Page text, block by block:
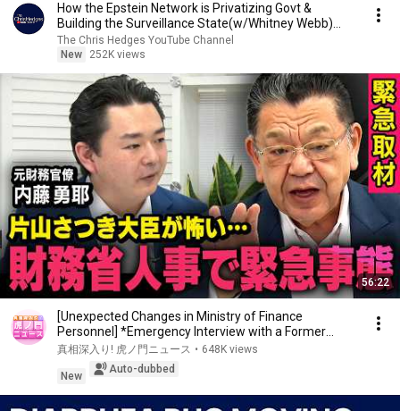
How the Epstein Network is Privatizing Govt &
Building the Surveillance State(w/Whitney Webb)
|TCHR
The Chris Hedges YouTube Channel
New
252K views
56:22
[Unexpected Changes in Ministry of Finance
Personnel] *Emergency Interview with a Former
Bureaucr...
真相深入り! 虎ノ門ニュース • 648K views
New
Auto-dubbed